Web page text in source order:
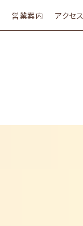
営業案内 アクセス